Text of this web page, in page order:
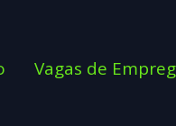
Vagas de